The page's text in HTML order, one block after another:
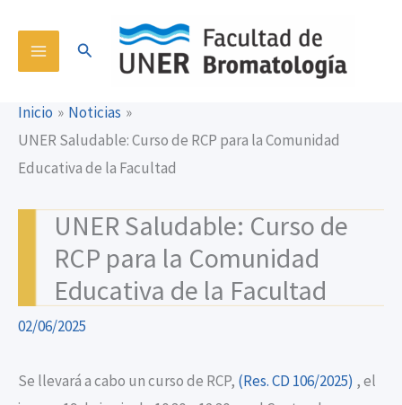
contenido
Buscar
Inicio
Noticias
UNER Saludable: Curso de RCP para la Comunidad
Educativa de la Facultad
UNER Saludable: Curso de
RCP para la Comunidad
Educativa de la Facultad
02/06/2025
Se llevará a cabo un curso de RCP, (Res. CD 106/2025) , el